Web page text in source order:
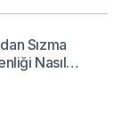
Sızma
Nasıl